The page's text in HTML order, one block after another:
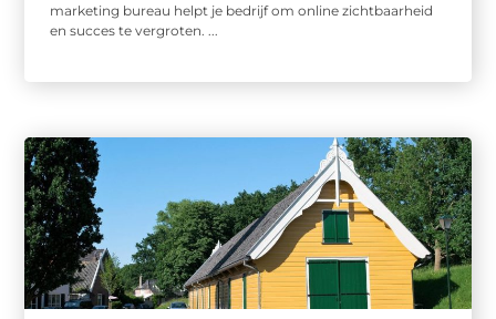
marketing bureau helpt je bedrijf om online zichtbaarheid
en succes te vergroten. ...